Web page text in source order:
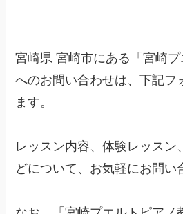
宮崎県 宮崎市にある「宮崎プ
へのお問い合わせは、下記フ
ます。
レッスン内容、体験レッスン
どについて、お気軽にお問い